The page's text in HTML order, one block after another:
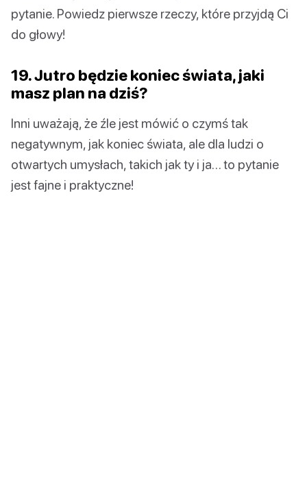
pytanie. Powiedz pierwsze rzeczy, które przyjdą Ci
do głowy!
19. Jutro będzie koniec świata, jaki
masz plan na dziś?
Inni uważają, że źle jest mówić o czymś tak
negatywnym, jak koniec świata, ale dla ludzi o
otwartych umysłach, takich jak ty i ja… to pytanie
jest fajne i praktyczne!